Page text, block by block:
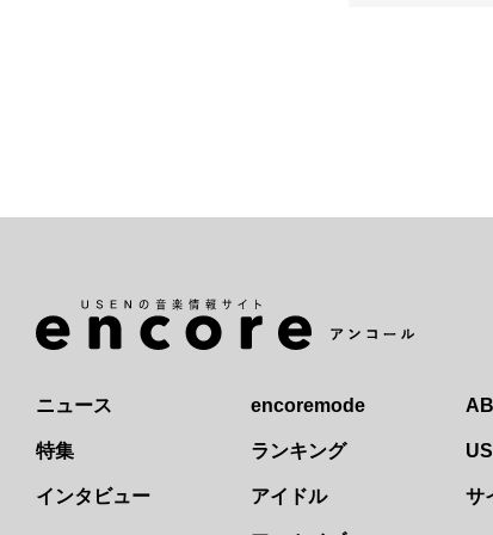
ニュース
特集
インタビュー
encoremode
ランキング
アイドル サ